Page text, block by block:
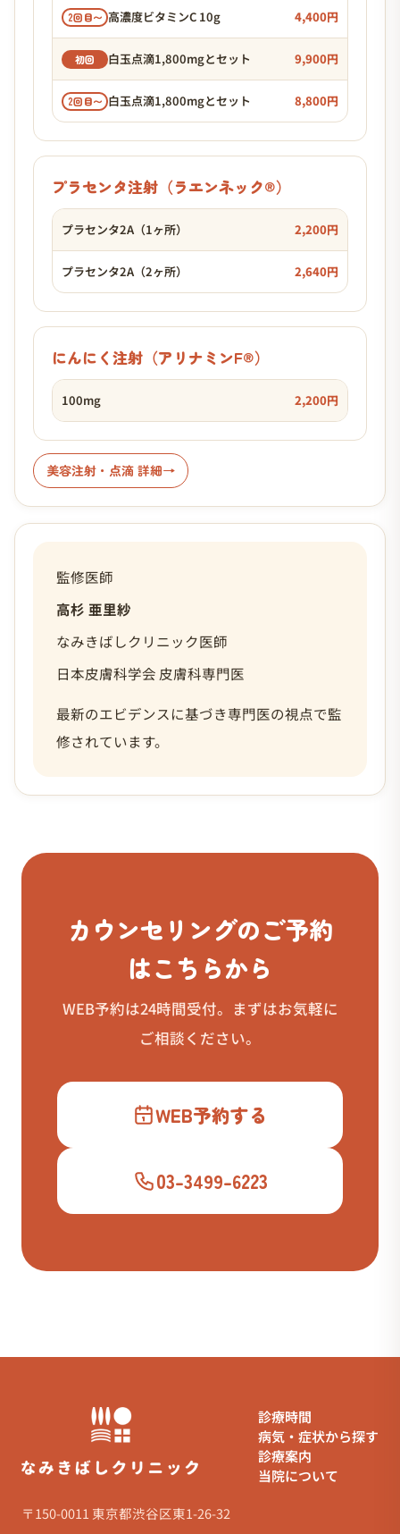
2回目〜 高濃度ビタミンC 10g 4,400円
初回 白玉点滴1,800mgとセット 9,900円
2回目〜 白玉点滴1,800mgとセット 8,800円
プラセンタ注射（ラエンネック®）
プラセンタ2A（1ヶ所） 2,200円
プラセンタ2A（2ヶ所） 2,640円
にんにく注射（アリナミンF®）
100mg 2,200円
美容注射・点滴 詳細
監修医師
高杉 亜里紗
なみきばしクリニック医師
日本皮膚科学会 皮膚科専門医
最新のエビデンスに基づき専門医の視点で監
修されています。
カウンセリングのご予約
はこちらから
WEB予約は24時間受付。まずはお気軽に
ご相談ください。
WEB予約する
03-3499-6223
〒150-0011 東京都渋谷区東1-26-32
診療時間
病気・症状から探す
診療案内
当院について